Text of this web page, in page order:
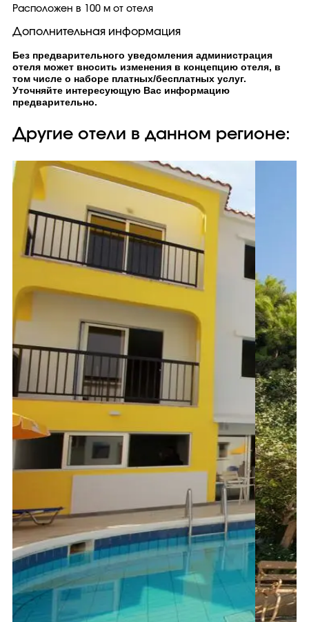
Расположен в 100 м от отеля
Дополнительная информация
Без предварительного уведомления администрация
отеля может вносить изменения в концепцию отеля, в
том числе о наборе платных/бесплатных услуг.
Уточняйте интересующую Вас информацию
предварительно.
Другие отели в данном регионе: